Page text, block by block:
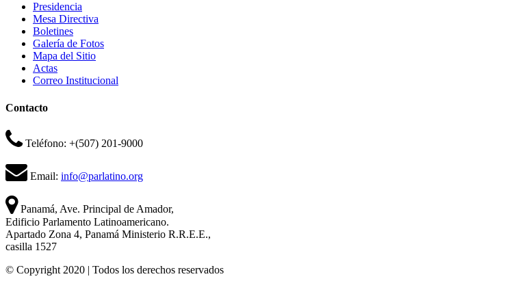
Presidencia
Mesa Directiva
Boletines
Galería de Fotos
Mapa del Sitio
Actas
Correo Institucional
Contacto
Teléfono: +(507) 201-9000
Email: info@parlatino.org
Panamá, Ave. Principal de Amador,
Edificio Parlamento Latinoamericano.
Apartado Zona 4, Panamá Ministerio R.R.E.E.,
casilla 1527
© Copyright 2020 | Todos los derechos reservados